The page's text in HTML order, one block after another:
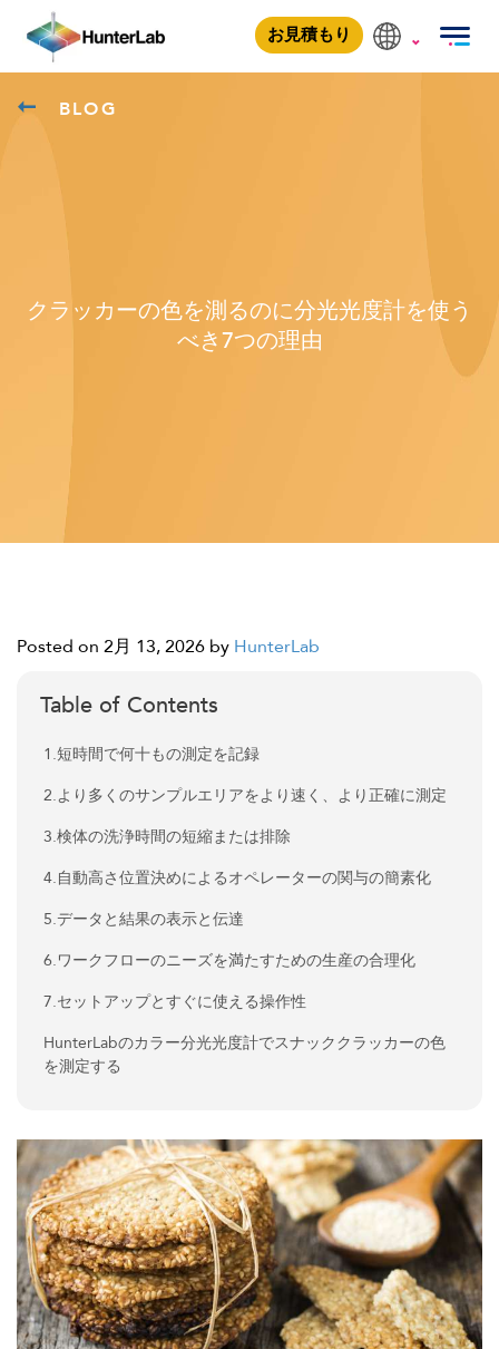
お見積もり
BLOG
クラッカーの色を測るのに分光光度計を使う
べき7つの理由
Posted on 2月 13, 2026 by HunterLab
Table of Contents
1.短時間で何十もの測定を記録
2.より多くのサンプルエリアをより速く、より正確に測定
3.検体の洗浄時間の短縮または排除
4.自動高さ位置決めによるオペレーターの関与の簡素化
5.データと結果の表示と伝達
6.ワークフローのニーズを満たすための生産の合理化
7.セットアップとすぐに使える操作性
HunterLabのカラー分光光度計でスナッククラッカーの色
を測定する